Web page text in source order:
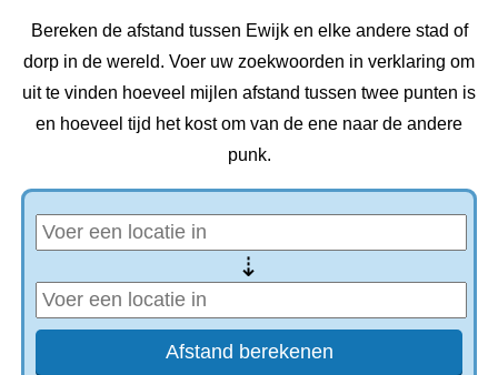
Bereken de afstand tussen Ewijk en elke andere stad of
dorp in de wereld. Voer uw zoekwoorden in verklaring om
uit te vinden hoeveel mijlen afstand tussen twee punten is
en hoeveel tijd het kost om van de ene naar de andere
punk.
⇢